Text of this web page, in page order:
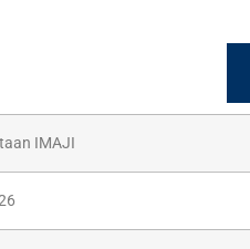
IMAJI